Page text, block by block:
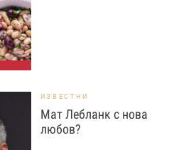
ИЗВЕСТНИ
Мат Лебланк с нова
любов?